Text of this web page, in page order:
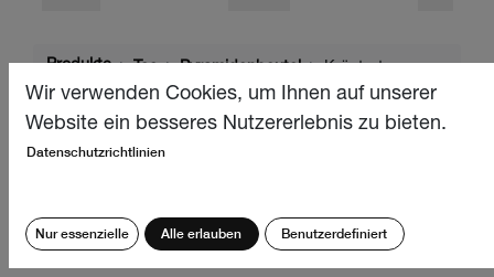
Produkte Tee Pyramidenbeutel Kräutertee
Wir verwenden Cookies, um Ihnen auf unserer
Website ein besseres Nutzererlebnis zu bieten.
Datenschutzrichtlinien
Nur essenzielle Alle erlauben Benutzerdefiniert